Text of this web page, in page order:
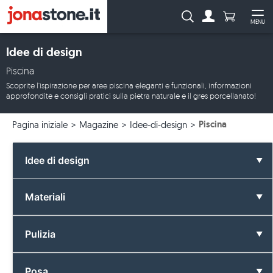
MENU
Ricerca: Numero di
Idee di design
Piscina
Scoprite l'ispirazione per aree piscina eleganti e funzionali, informazioni
approfondite e consigli pratici sulla pietra naturale e il gres porcellanato!
Pagina iniziale Magazine Idee-di-design Piscina
Idee di design
Tutte le idee di design
Bagno
Materiali
Tutti i materiali
Basalto
Pulizia
Tutto sulla pulizia